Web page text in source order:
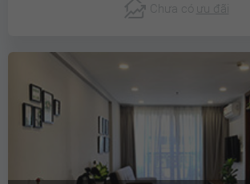
Chưa có ưu đãi